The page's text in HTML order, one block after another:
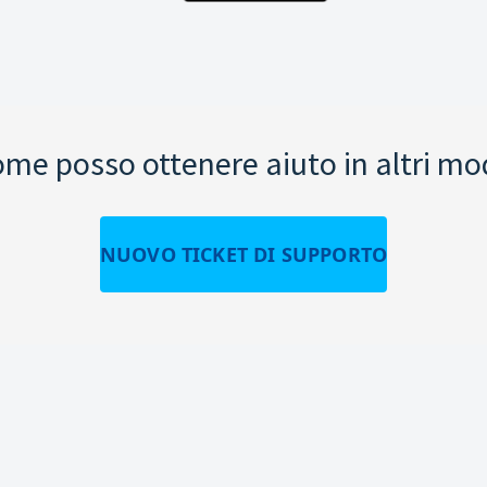
posso ottenere aiuto in altri
NUOVO TICKET DI SUPPORTO